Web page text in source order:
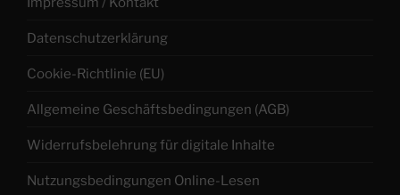
Datenschutzerklärung
Cookie-Richtlinie (EU)
Allgemeine Geschäftsbedingungen (AGB)
Widerrufsbelehrung für digitale Inhalte
Nutzungsbedingungen Online-Lesen